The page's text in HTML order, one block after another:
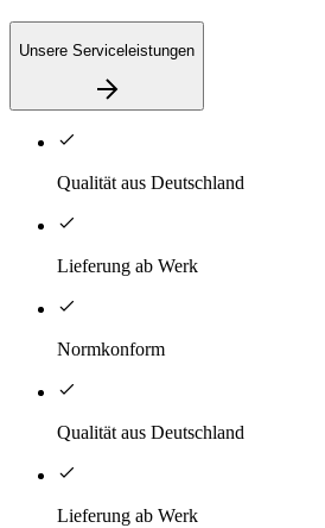
Unsere Serviceleistungen
Qualität aus Deutschland
Lieferung ab Werk
Normkonform
Qualität aus Deutschland
Lieferung ab Werk